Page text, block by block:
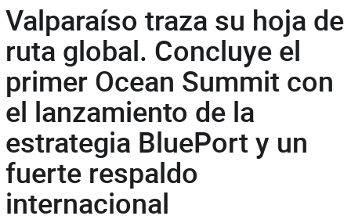
Valparaíso traza su hoja de
ruta global. Concluye el
primer Ocean Summit con
el lanzamiento de la
estrategia BluePort y un
fuerte respaldo
internacional